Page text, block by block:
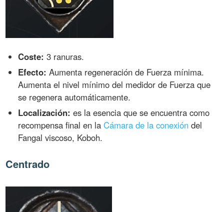
Coste: 3 ranuras.
Efecto: Aumenta regeneración de Fuerza mínima.
Aumenta el nivel mínimo del medidor de Fuerza que
se regenera automáticamente.
Localización: es la esencia que se encuentra como
recompensa final en laCámara de la conexión del
Fangal viscoso, Koboh.
Centrado